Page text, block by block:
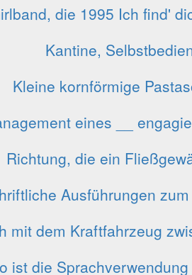
die 1995 Ich find'
Kantine,
Kleine kornförmige
eines __
Richtung, die ein
Ausführungen
mit dem Kraftfahrzeug
ist die